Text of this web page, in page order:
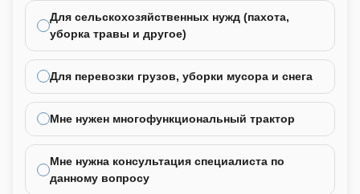
Для сельскохозяйственных нужд (пахота,
уборка травы и другое)
Для перевозки грузов, уборки мусора и снега
Мне нужен многофункциональный трактор
Мне нужна консультация специалиста по
данному вопросу